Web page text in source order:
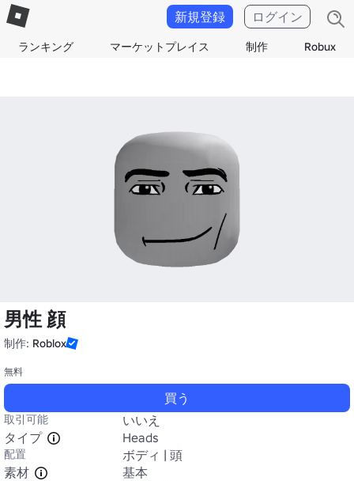
ランキング マーケットプレイス 制作 Robux
新規登録 ログイン
男性 顔
制作: Roblox
無料
買う
取引可能
いいえ
タイプ
Heads
配置
ボディ | 頭
素材
基本